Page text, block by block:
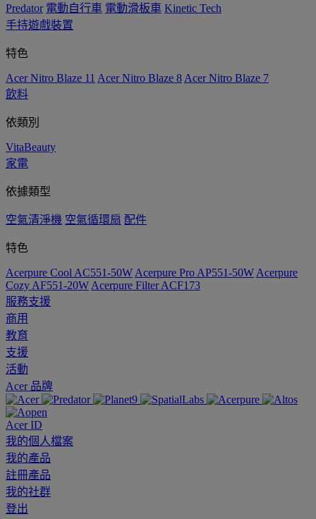
Predator 電動自行車 電動滑板車 Kinetic Tech
手持遊戲裝置
特色
Acer Nitro Blaze 11 Acer Nitro Blaze 8 Acer Nitro Blaze 7
飲料
依類別
VitaBeauty
家電
依據類型
空氣清淨機 空氣循環扇 配件
特色
Acerpure Cool AC551-50W Acerpure Pro AP551-50W Acerpure
Cozy AF551-20W Acerpure Filter ACF173
服務支援
商用
教育
支援
活動
Acer 品牌
Acer ID
我的個人檔案
我的產品
註冊產品
我的社群
登出